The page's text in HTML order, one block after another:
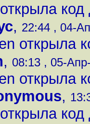
, 22:44 , 04-
открыла
, 08:13 , 05-
открыла
,